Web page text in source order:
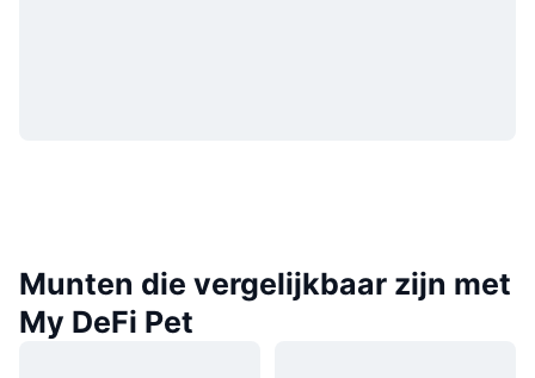
Munten die vergelijkbaar zijn met
My DeFi Pet